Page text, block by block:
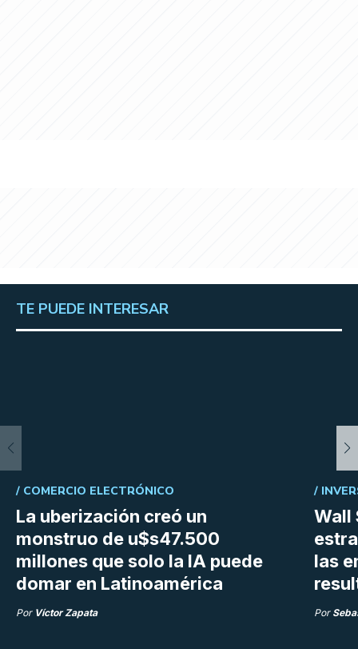
TE PUEDE INTERESAR
La uberización creó un
monstruo de u$s47.500
millones que solo la IA puede
domar en Latinoamérica
/ COMERCIO ELECTRÓNICO
Por Víctor Zapata
Wall
las
/
Por